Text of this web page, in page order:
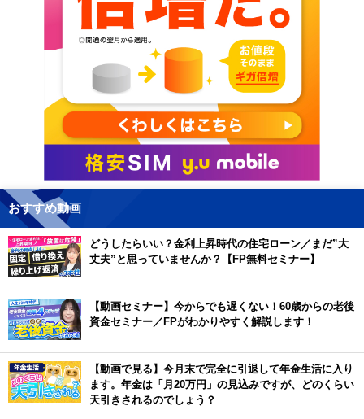
おすすめ動画
どうしたらいい？金利上昇時代の住宅ローン／まだ”大
丈夫”と思っていませんか？【FP無料セミナー】
【動画セミナー】今からでも遅くない！60歳からの老後
資金セミナー／FPがわかりやすく解説します！
【動画で見る】今月末で完全に引退して年金生活に入り
ます。年金は「月20万円」の見込みですが、どのくらい
天引きされるのでしょう？